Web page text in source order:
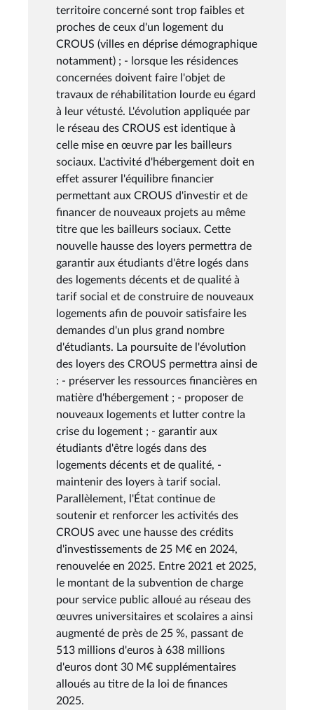
territoire concerné sont trop faibles et
proches de ceux d'un logement du
CROUS (villes en déprise démographique
notamment) ; - lorsque les résidences
concernées doivent faire l'objet de
travaux de réhabilitation lourde eu égard
à leur vétusté. L'évolution appliquée par
le réseau des CROUS est identique à
celle mise en œuvre par les bailleurs
sociaux. L'activité d'hébergement doit en
effet assurer l'équilibre financier
permettant aux CROUS d'investir et de
financer de nouveaux projets au même
titre que les bailleurs sociaux. Cette
nouvelle hausse des loyers permettra de
garantir aux étudiants d'être logés dans
des logements décents et de qualité à
tarif social et de construire de nouveaux
logements afin de pouvoir satisfaire les
demandes d'un plus grand nombre
d'étudiants. La poursuite de l'évolution
des loyers des CROUS permettra ainsi de
: - préserver les ressources financières en
matière d'hébergement ; - proposer de
nouveaux logements et lutter contre la
crise du logement ; - garantir aux
étudiants d'être logés dans des
logements décents et de qualité, -
maintenir des loyers à tarif social.
Parallèlement, l'État continue de
soutenir et renforcer les activités des
CROUS avec une hausse des crédits
d'investissements de 25 M€ en 2024,
renouvelée en 2025. Entre 2021 et 2025,
le montant de la subvention de charge
pour service public alloué au réseau des
œuvres universitaires et scolaires a ainsi
augmenté de près de 25 %, passant de
513 millions d'euros à 638 millions
d'euros dont 30 M€ supplémentaires
alloués au titre de la loi de finances
2025.